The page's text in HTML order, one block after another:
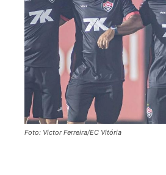
Foto: Victor Ferreira/EC Vitória